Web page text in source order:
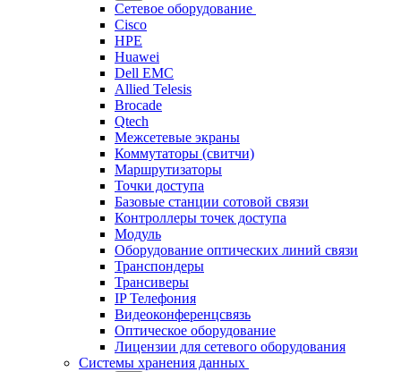
Сетевое оборудование
Cisco
HPE
Huawei
Dell EMC
Allied Telesis
Brocade
Qtech
Межсетевые экраны
Коммутаторы (свитчи)
Маршрутизаторы
Точки доступа
Базовые станции сотовой связи
Контроллеры точек доступа
Модуль
Оборудование оптических линий связи
Транспондеры
Трансиверы
IP Телефония
Видеоконференцсвязь
Оптическое оборудование
Лицензии для сетевого оборудования
Системы хранения данных